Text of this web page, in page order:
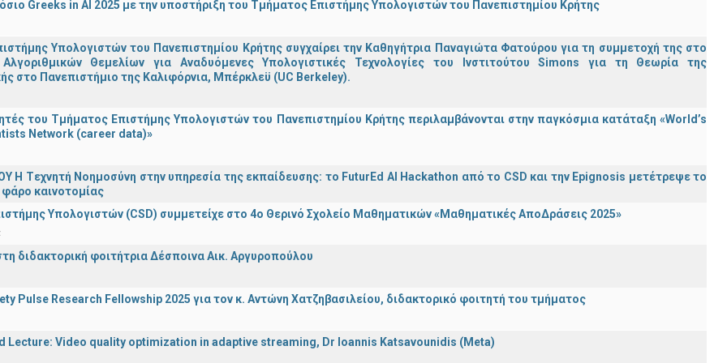
Greeks in AI 2025 με την υποστήριξη του Τμήματος Επιστήμης Υπολογιστών του Πανεπιστημίου Κρήτης
Υπολογιστών του Πανεπιστημίου Κρήτης συγχαίρει την Καθηγήτρια Παναγιώτα Φατούρου για τη συμμετοχή της στο
Θεμελίων για Αναδυόμενες Υπολογιστικές Τεχνολογίες του Ινστιτούτου Simons για τη Θεωρία της
στο Πανεπιστήμιο της Καλιφόρνια, Μπέρκλεϋ (UC Berkeley).
του Τμήματος Επιστήμης Υπολογιστών του Πανεπιστημίου Κρήτης περιλαμβάνονται στην παγκόσμια κατάταξη «World’s
Network (career data)»
H Tεχνητή Νοημοσύνη στην υπηρεσία της εκπαίδευσης: το FuturEd AI Hackathon από το CSD και την Epignosis μετέτρεψε το
καινοτομίας
Υπολογιστών (CSD) συμμετείχε στο 4ο Θερινό Σχολείο Μαθηματικών «Μαθηματικές ΑποΔράσεις 2025»
διδακτορική φοιτήτρια Δέσποινα Αικ. Αργυροπούλου
Pulse Research Fellowship 2025 για τον κ. Αντώνη Χατζηβασιλείου, διδακτορικό φοιτητή του τμήματος
Lecture: Video quality optimization in adaptive streaming, Dr Ioannis Katsavounidis (Meta)